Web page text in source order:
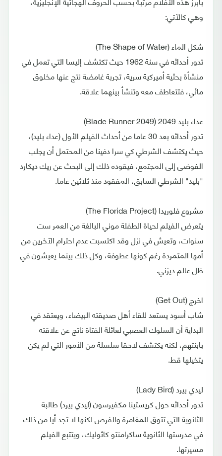
وهي كالآتي:
شكل الماء (The Shape of Water)
تدور أحداثه في سنة 1962 حيث تكتشف إليسا التي تعمل في
منشأة بحثية أميركية سرية، تجربة غامضة نتج عنها مخلوق
مائي، فتتعاطف معه وتنشأ بينهما علاقة.
عداء بليد 2049 (Blade Runner 2049)
تدور أحداثه بعد 30 عاما من أحداث الفيلم الأول (عداء بليد)،
حيث يكتشف الشرطي كي سرا دفينا من المحتمل أن يجلب
الفوضى إلى المجتمع، فيقوده ذلك إلى البحث عن ريك ديكارد
"بليد" الشرطي السابق، المفقود منذ ثلاثين عاما.
مشروع فلوريدا (The Florida Project)
يتعرض الفيلم لحياة الطفلة موني البالغة من العمر ست
سنوات، وتعيش في نزل وقد اكتسبت عدم احترام الآخرين من
أمها المتمردة رغم كونها عطوفة، وكل ذلك بينما يعيشون في
ظل عالم ديزني.
اخرج (Get Out)
شاب أسود يستعد للقاء أهل صديقته البيضاء، ويعتقد في
البداية أن السلوك العصبي لعائلة الفتاة ناتج عن علاقته
بابنتهم، لكنه يكتشف لاحقا سلسلة من الأمور التي لم يكن
يتخيلها قط.
ليدي بيرد (Lady Bird)
تدور أحداثه حول كريستينا مكفيرسون (ليدي بيرد) طالبة
الثانوية التي تتوق للمغامرة والفرص لكنها لا تجد أيا من ذلك
في مدرستها الثانوية ساكرامنتو كاثوليك، ويتتبع الفيلم
مسيرتها.